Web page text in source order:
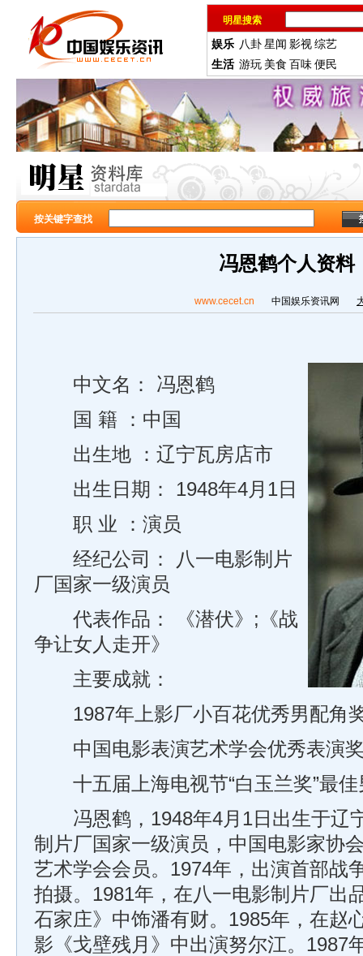
明星搜索
娱乐 八卦星闻 影视综艺
生活 游玩 美食 百味便民
按关键字查找
冯恩鹤个人资料
www.cecet.cn 中国娱乐资讯网
中文名： 冯恩鹤
国 籍 ：中国
出生地 ：辽宁瓦房店市
出生日期： 1948年4月1日
职 业 ：演员
经纪公司： 八一电影制片
厂国家一级演员
代表作品： 《潜伏》;《战
争让女人走开》
主要成就：
1987年上影厂小百花优秀男配角
中国电影表演艺术学会优秀表演
十五届上海电视节“白玉兰奖”最佳
冯恩鹤，1948年4月1日出生于辽
制片厂国家一级演员，中国电影家协
艺术学会会员。1974年，出演首部战
拍摄。1981年，在八一电影制片厂出
石家庄》中饰潘有财。1985年，在赵
影《戈壁残月》中出演努尔江。1987